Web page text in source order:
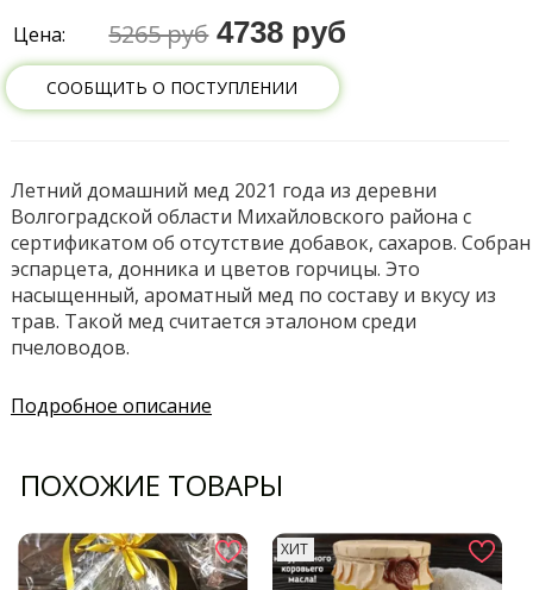
Цена: 5265 руб 4738 руб
СООБЩИТЬ О ПОСТУПЛЕНИИ
Летний домашний мед 2021 года из деревни
Волгоградской области Михайловского района с
сертификатом об отсутствие добавок, сахаров. Собран
эспарцета, донника и цветов горчицы. Это
насыщенный, ароматный мед по составу и вкусу из
трав. Такой мед считается эталоном среди
пчеловодов.
Подробное описание
ПОХОЖИЕ ТОВАРЫ
ХИТ